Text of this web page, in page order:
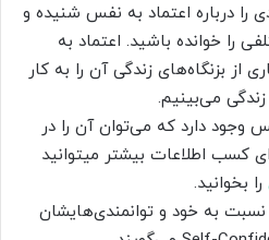
را درباره اعتماد به نفس شنیده و
را خوانده باشید. اعتماد به
بزنگاه‌های زندگی آن را به کار
می‌بینیم.
وجود دارد که می‌توان آن را در
کسب اطلاعات بیشتر میتوانید
را بخوانید.
نسبت به خود و توانمندی‌هایشان